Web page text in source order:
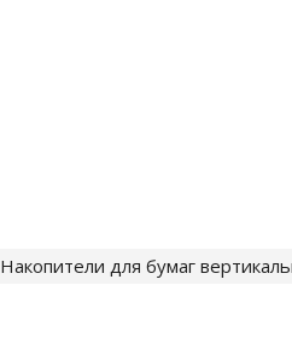
Накопители для бумаг